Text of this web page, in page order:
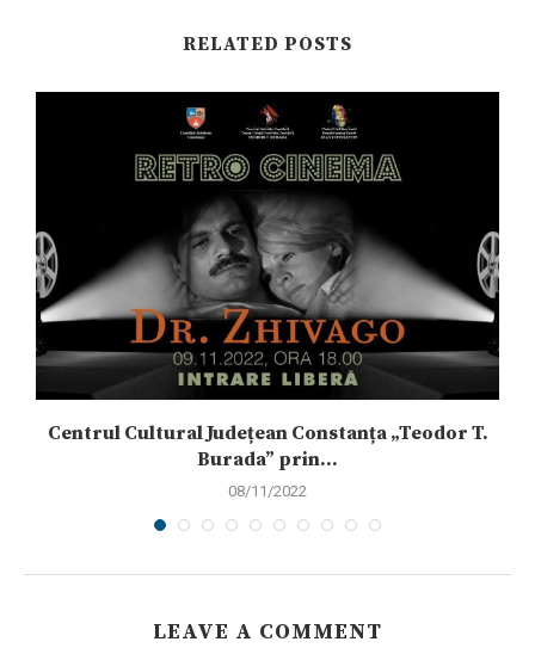
RELATED POSTS
Centrul Cultural Județean Constanța „Teodor T.
Burada” prin...
08/11/2022
LEAVE A COMMENT